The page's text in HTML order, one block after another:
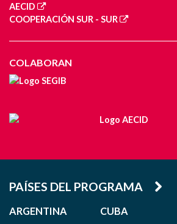
AECID
COOPERACIÓN SUR - SUR
COLABORAN
PAÍSES DEL PROGRAMA
ARGENTINA
CUBA